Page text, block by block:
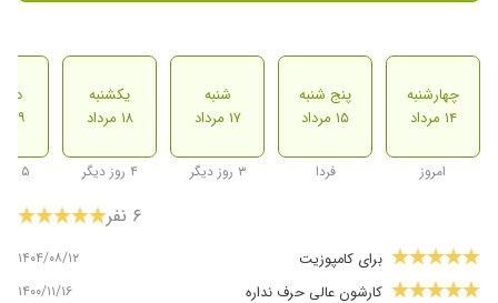
چهارشنبه
۱۴ مرداد
امروز
پنج شنبه
۱۵ مرداد
فردا
شنبه
۱۷ مرداد
۳ روز دیگر
یکشنبه
۱۸ مرداد
۴ روز دیگر
۱۹ مرداد
۵ روز دیگر
۶ نفر
برای کامپوزیت ۱۴۰۴/۰۸/۱۲
کارشون عالی حرف نداره ۱۴۰۰/۱۱/۱۶